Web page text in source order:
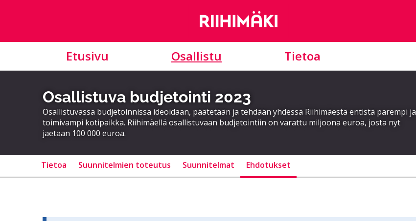
Etusivu Osallistu Tietoa
Osallistuva budjetointi 2023
Osallistuvassa budjetoinnissa ideoidaan, päätetään ja tehdään yhdessä Riihimäestä entistä parempi ja
toimivampi kotipaikka. Riihimäellä osallistuvaan budjetointiin on varattu miljoona euroa, josta nyt
jaetaan 100 000 euroa.
Tietoa Suunnitelmien toteutus Suunnitelmat Ehdotukset